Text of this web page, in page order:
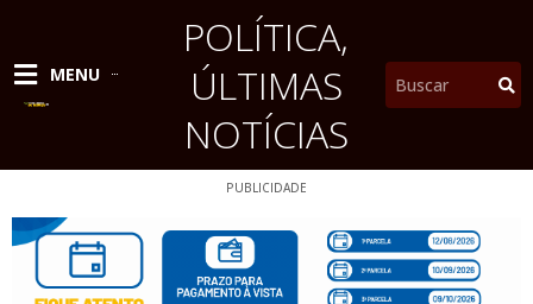
conteúdo
MENU
POLÍTICA,
ÚLTIMAS
NOTÍCIAS
Pesquisar
PUBLICIDADE